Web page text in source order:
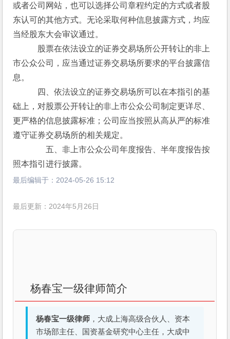
或者公司网站，也可以选择公司章程约定的方式或者股
东认可的其他方式。无论采取何种信息披露方式，均应
当经股东大会审议通过。
股票在依法设立的证券交易场所公开转让的非上
市公众公司，应当通过证券交易场所要求的平台披露信
息。
四、依法设立的证券交易场所可以在本指引的基
础上，对股票公开转让的非上市公众公司制定更详尽、
更严格的信息披露标准；公司应当按照从高从严的标准
遵守证券交易场所的相关规定。
五、非上市公众公司年度报告、半年度报告按
照本指引进行披露。
最后编辑于： 2024-05-26 15:12
最后更新：2024年5月26日
杨春宝一级律师简介
杨春宝一级律师 ，大成上海高级合伙人、资本
市场部主任、国资基金研究中心主任，大成中